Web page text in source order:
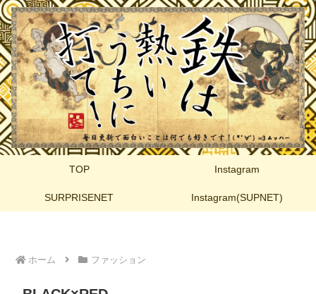
TOP Instagram
SURPRISENET Instagram(SUPNET)
ホーム ファッション